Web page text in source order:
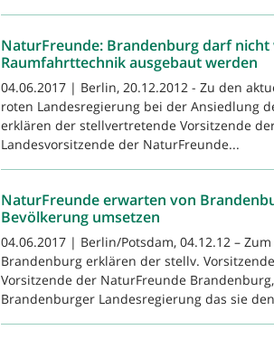
NaturFreunde: Brandenburg darf
Raumfahrttechnik ausgebaut werden
04.06.2017 | Berlin, 20.12.2012 - Zu den
roten Landesregierung bei der Ansiedlung
erklären der stellvertretende Vorsitzende
Landesvorsitzende der NaturFreunde...
NaturFreunde erwarten von
Bevölkerung umsetzen
04.06.2017 | Berlin/Potsdam, 04.12.12 –
Brandenburg erklären der stellv.
Vorsitzende der NaturFreunde
Brandenburger Landesregierung das sie